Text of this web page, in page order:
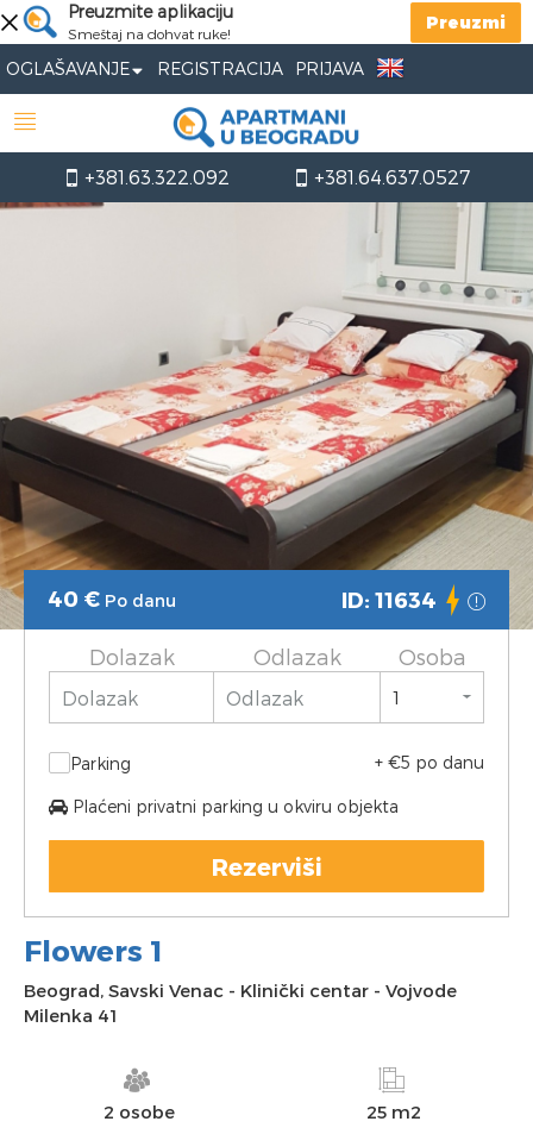
Preuzmite aplikaciju
Smeštaj na dohvat ruke!
Preuzmi
OGLAŠAVANJE REGISTRACIJA PRIJAVA
+381.63.322.092 +381.64.637.0527
40 € Po danu ID: 11634
Dolazak Odlazak Osoba
Parking + €5 po danu
Plaćeni privatni parking u okviru objekta
Rezerviši
Flowers 1
Beograd, Savski Venac - Klinički centar - Vojvode
Milenka 41
2 osobe 25 m2